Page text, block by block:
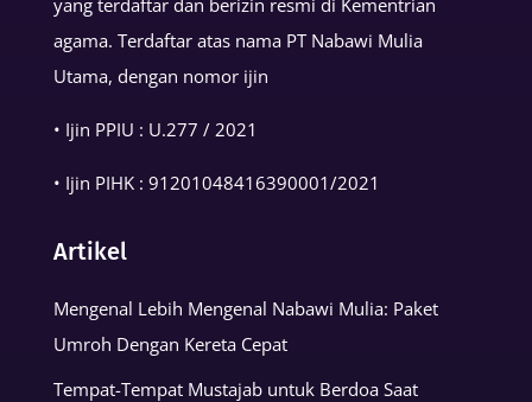
yang terdaftar dan berizin resmi di Kementrian
agama. Terdaftar atas nama PT Nabawi Mulia
Utama, dengan nomor ijin
• Ijin PPIU : U.277 / 2021
• Ijin PIHK : 91201048416390001/2021
Artikel
Mengenal Lebih Mengenal Nabawi Mulia: Paket
Umroh Dengan Kereta Cepat
Tempat-Tempat Mustajab untuk Berdoa Saat